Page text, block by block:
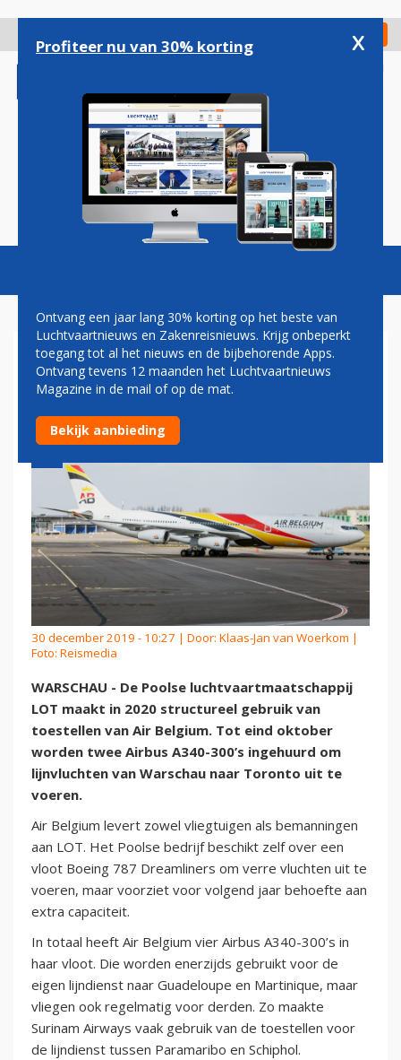
gaan
Check in
Magazine Podcasts Vacatures
LOT HUURT AIRBUS A340'S
VAN AIR BELGIUM
30 december 2019 - 10:27 | Door: Klaas-Jan van Woerkom |
Foto: Reismedia
WARSCHAU - De Poolse luchtvaartmaatschappij
LOT maakt in 2020 structureel gebruik van
toestellen van Air Belgium. Tot eind oktober
worden twee Airbus A340-300’s ingehuurd om
lijnvluchten van Warschau naar Toronto uit te
voeren.
Air Belgium levert zowel vliegtuigen als bemanningen
aan LOT. Het Poolse bedrijf beschikt zelf over een
vloot Boeing 787 Dreamliners om verre vluchten uit te
voeren, maar voorziet voor volgend jaar behoefte aan
extra capaciteit.
In totaal heeft Air Belgium vier Airbus A340-300’s in
haar vloot. Die worden enerzijds gebruikt voor de
eigen lijndienst naar Guadeloupe en Martinique, maar
vliegen ook regelmatig voor derden. Zo maakte
Surinam Airways vaak gebruik van de toestellen voor
de lijndienst tussen Paramaribo en Schiphol.
Profiteer nu van 30% korting x
Ontvang een jaar lang 30% korting op het beste van
Luchtvaartnieuws en Zakenreisnieuws. Krijg onbeperkt
toegang tot al het nieuws en de bijbehorende Apps.
Ontvang tevens 12 maanden het Luchtvaartnieuws
Magazine in de mail of op de mat.
Bekijk aanbieding